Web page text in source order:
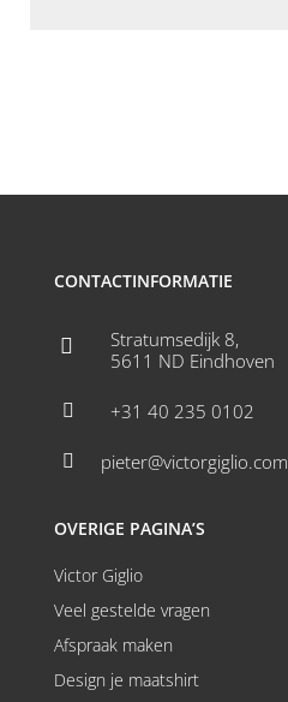
CONTACTINFORMATIE

Stratumsedijk 8,
5611 ND Eindhoven
 +31 40 235 0102
 pieter@victorgiglio.com
OVERIGE PAGINA’S
Victor Giglio
Veel gestelde vragen
Afspraak maken
Design je maatshirt